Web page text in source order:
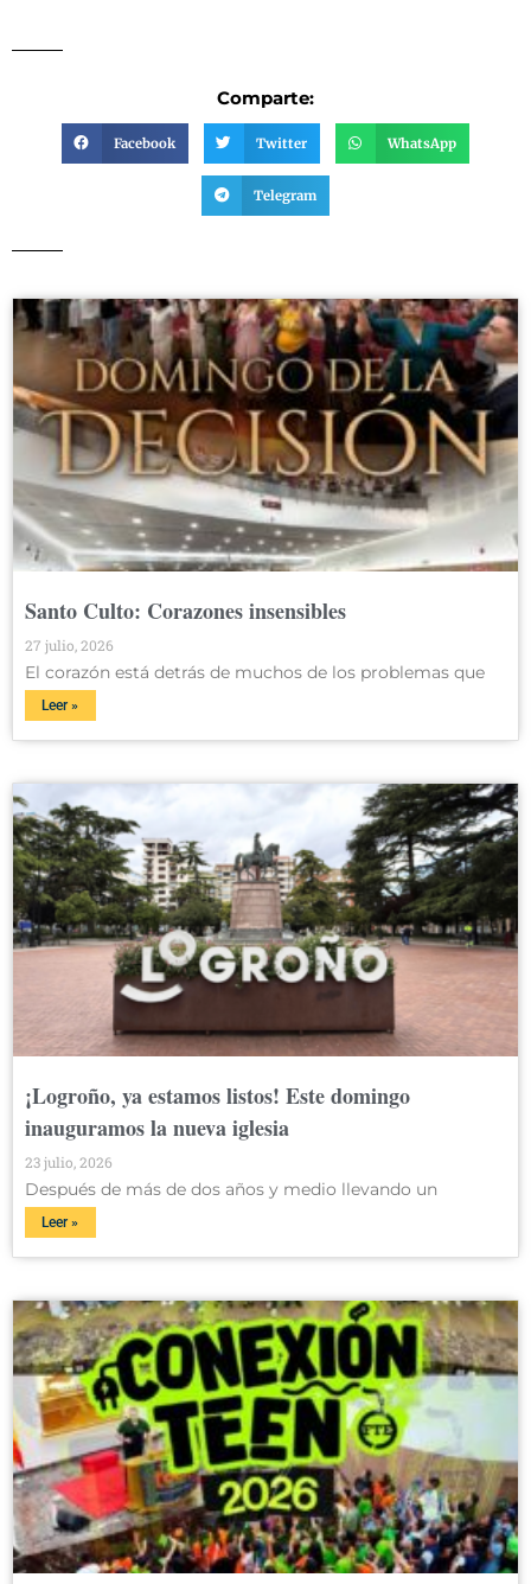
Comparte:
Facebook Twitter WhatsApp
Telegram
Santo Culto: Corazones insensibles
27 julio, 2026
El corazón está detrás de muchos de los problemas que
Leer »
¡Logroño, ya estamos listos! Este domingo
inauguramos la nueva iglesia
23 julio, 2026
Después de más de dos años y medio llevando un
Leer »